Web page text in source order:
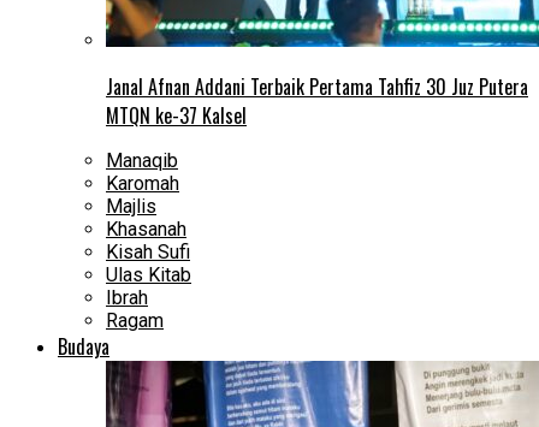
Janal Afnan Addani Terbaik Pertama Tahfiz 30 Juz Putera
MTQN ke-37 Kalsel
Manaqib
Karomah
Majlis
Khasanah
Kisah Sufi
Ulas Kitab
Ibrah
Ragam
Budaya